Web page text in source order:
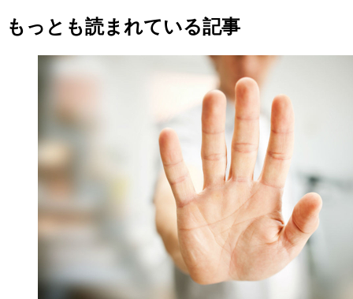
もっとも読まれている記事